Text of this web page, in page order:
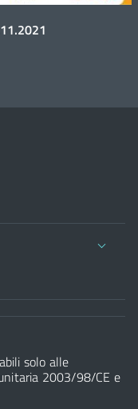
solo alle
2003/98/CE e